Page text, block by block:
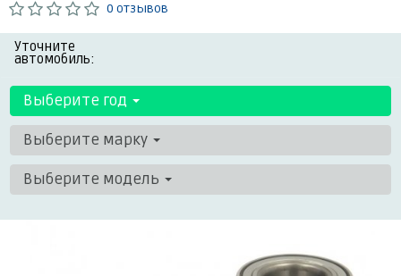
0 отзывов
Уточните
автомобиль:
Выберите год
Выберите марку
Выберите модель